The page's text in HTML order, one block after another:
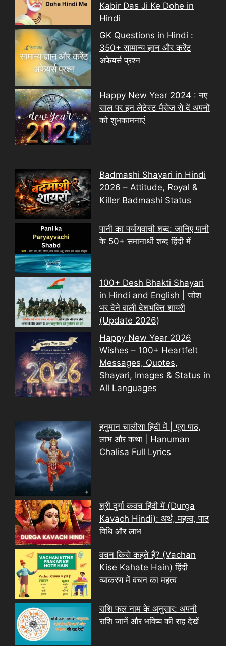
Kabir Das Ji Ke Dohe in
Hindi
GK Questions in Hindi :
350+ सामान्य ज्ञान और करेंट
अफेयर्स प्रश्न
Happy New Year 2024 : नए
साल पर इन लेटेस्ट मैसेज से दें अपनों
को शुभकामनाएं
Badmashi Shayari in Hindi
2026 – Attitude, Royal &
Killer Badmashi Status
पानी का पर्यायवाची शब्द: जानिए पानी
के 50+ समानार्थी शब्द हिंदी में
100+ Desh Bhakti Shayari
in Hindi and English | जोश
भर देने वाली देशभक्ति शायरी
(Update 2026)
Happy New Year 2026
Wishes – 100+ Heartfelt
Messages, Quotes,
Shayari, Images & Status in
All Languages
हनुमान चालीसा हिंदी में | पूरा पाठ,
लाभ और कथा | Hanuman
Chalisa Full Lyrics
श्री दुर्गा कवच हिंदी में (Durga
Kavach Hindi): अर्थ, महत्व, पाठ
विधि और लाभ
वचन किसे कहते हैं? (Vachan
Kise Kahate Hain) हिंदी
व्याकरण में वचन का महत्व
राशि फल नाम के अनुसार: अपनी
राशि जानें और भविष्य की राह देखें